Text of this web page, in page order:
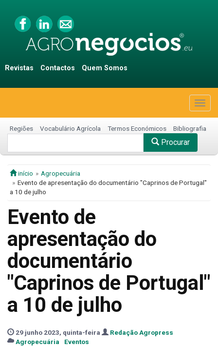
Revistas Contactos Quem Somos
Regiões Vocabulário Agrícola Termos Económicos Bibliografia
Procurar
início
Agropecuária
Evento de apresentação do documentário "Caprinos de Portugal"
a 10 de julho
Evento de
apresentação do
documentário
"Caprinos de Portugal"
a 10 de julho
29 junho 2023, quinta-feira
Redação Agropress
Agropecuária
Eventos